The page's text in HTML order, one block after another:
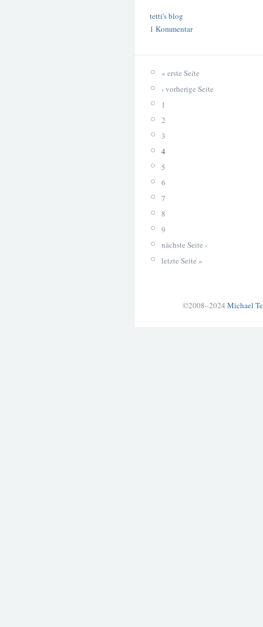
tetti's blog
1 Kommentar
« erste Seite
‹ vorherige Seite
1
2
3
4
5
6
7
8
9
nächste Seite ›
letzte Seite »
©2008–2024 Michael